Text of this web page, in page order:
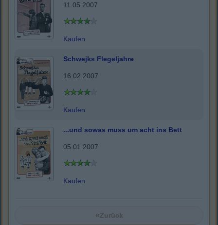
11.05.2007
Kaufen
Schwejks Flegeljahre
16.02.2007
Kaufen
...und sowas muss um acht ins Bett
05.01.2007
Kaufen
«Zurück